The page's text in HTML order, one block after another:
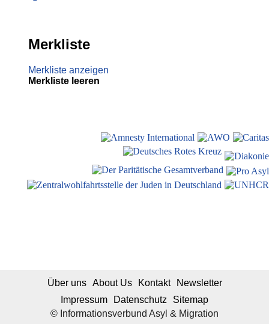
Merkliste
Merkliste anzeigen
Merkliste leeren
© Informationsverbund Asyl & Migration
Über uns About Us Kontakt
Newsletter
Impressum
Datenschutz Sitemap